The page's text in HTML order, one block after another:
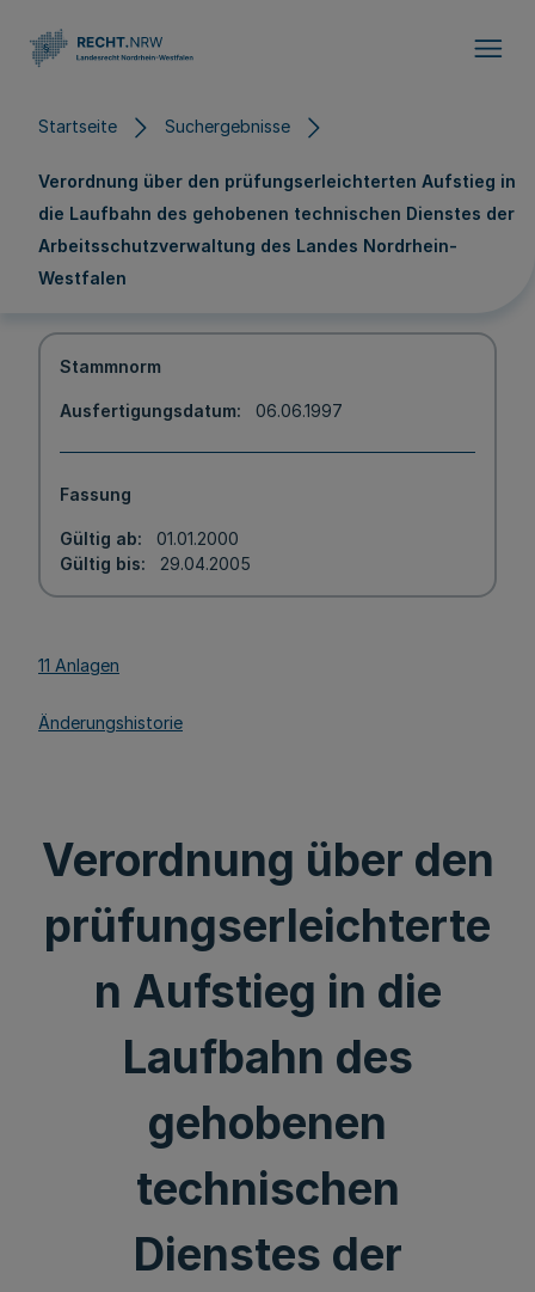
Startseite Suchergebnisse
Verordnung über den prüfungserleichterten Aufstieg in
die Laufbahn des gehobenen technischen Dienstes der
Arbeitsschutzverwaltung des Landes Nordrhein-
Westfalen
Stammnorm
Ausfertigungsdatum 06.06.1997
Fassung
Gültig ab
01.01.2000
Gültig bis
29.04.2005
11 Anlagen
Änderungshistorie
Verordnung über den
prüfungserleichterte
n Aufstieg in die
Laufbahn des
gehobenen
technischen
Dienstes der